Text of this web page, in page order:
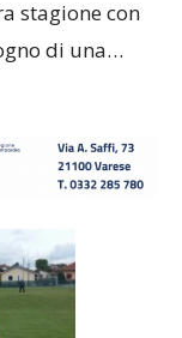
stagione con